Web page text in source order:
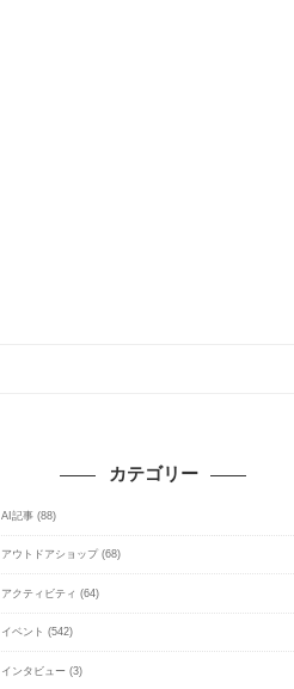
カテゴリー
AI記事 (88)
アウトドアショップ (68)
アクティビティ (64)
イベント (542)
インタビュー (3)